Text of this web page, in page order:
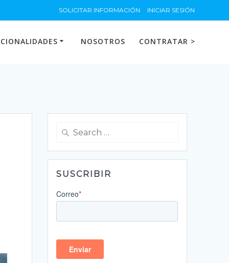
SOLICITAR INFORMACIÓN INICIAR SESIÓN
NOSOTROS CONTRATAR >
Search
SUSCRIBIR